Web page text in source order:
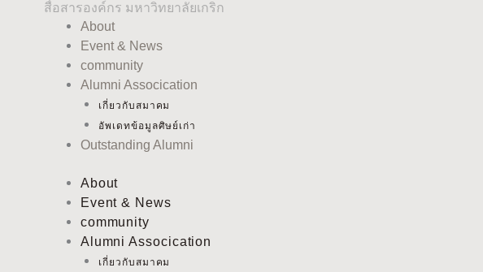
สื่อสารองค์กร มหาวิทยาลัยเกริก
About
Event & News
community
Alumni Assocication
เกี่ยวกับสมาคม
อัพเดทข้อมูลศิษย์เก่า
Outstanding Alumni
About
Event & News
community
Alumni Assocication
เกี่ยวกับสมาคม